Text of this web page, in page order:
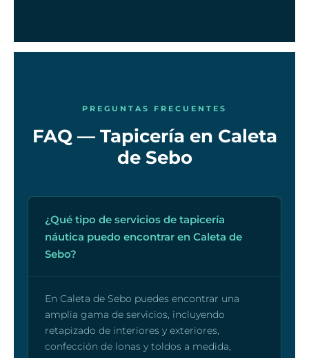
PREGUNTAS FRECUENTES
FAQ — Tapicería en Caleta
de Sebo
¿Qué tipo de servicios de tapicería
náutica puedo encontrar en Caleta de
Sebo?
En Caleta de Sebo puedes encontrar una
amplia gama de servicios, incluyendo
retapizado de interiores y exteriores,
confección de lonas y toldos a medida,